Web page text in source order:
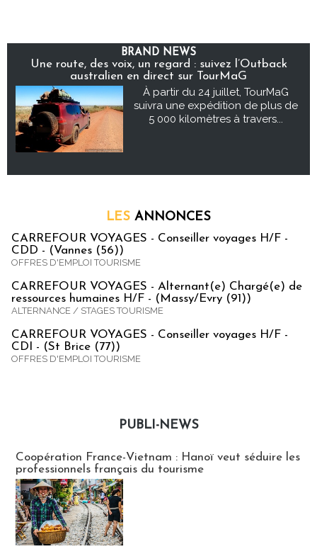
BRAND NEWS
Une route, des voix, un regard : suivez l’Outback
australien en direct sur TourMaG
À partir du 24 juillet, TourMaG
suivra une expédition de plus de
5 000 kilomètres à travers...
LES ANNONCES
CARREFOUR VOYAGES - Conseiller voyages H/F -
CDD - (Vannes (56))
OFFRES D'EMPLOI TOURISME
CARREFOUR VOYAGES - Alternant(e) Chargé(e) de
ressources humaines H/F - (Massy/Evry (91))
ALTERNANCE / STAGES TOURISME
CARREFOUR VOYAGES - Conseiller voyages H/F -
CDI - (St Brice (77))
OFFRES D'EMPLOI TOURISME
PUBLI-NEWS
Coopération France-Vietnam : Hanoï veut séduire les
professionnels français du tourisme